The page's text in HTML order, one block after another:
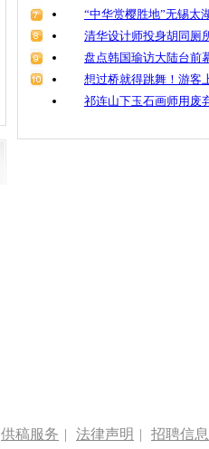
“中华赏樱胜地”无锡太
清华设计师投身胡同厕
盘点韩国瑜访大陆台前
想过桥就得跳舞！游客
祁连山下玉石画师用废
供稿服务 | 法律声明 | 招聘信息